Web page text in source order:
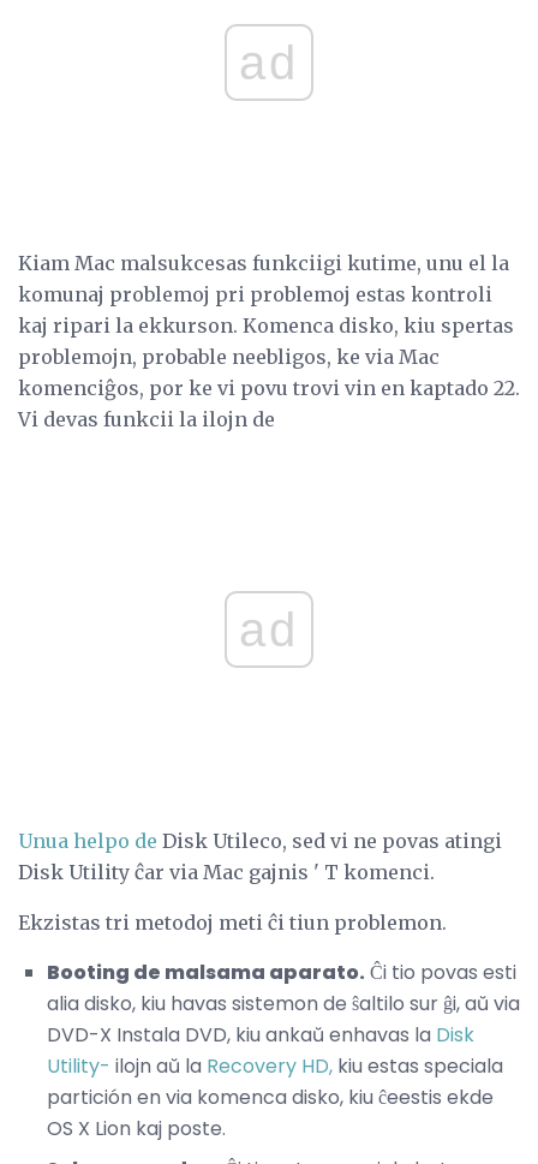
ad
Kiam Mac malsukcesas funkciigi kutime, unu el la
komunaj problemoj pri problemoj estas kontroli
kaj ripari la ekkurson. Komenca disko, kiu spertas
problemojn, probable neebligos, ke via Mac
komenciĝos, por ke vi povu trovi vin en kaptado 22.
Vi devas funkcii la ilojn de
ad
Unua helpo de Disk Utileco, sed vi ne povas atingi
Disk Utility ĉar via Mac gajnis ' T komenci.
Ekzistas tri metodoj meti ĉi tiun problemon.
Booting de malsama aparato. Ĉi tio povas esti
alia disko, kiu havas sistemon de ŝaltilo sur ĝi, aŭ via
DVD-X Instala DVD, kiu ankaŭ enhavas la Disk
Utility- ilojn aŭ la Recovery HD, kiu estas speciala
partición en via komenca disko, kiu ĉeestis ekde
OS X Lion kaj poste.